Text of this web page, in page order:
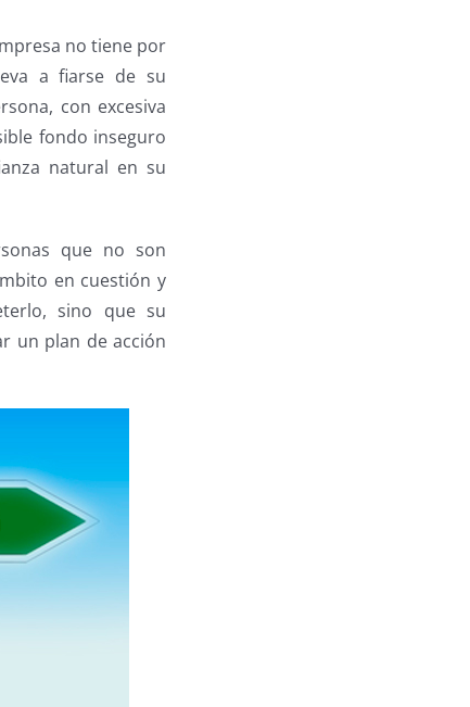
no tiene por
a fiarse de su
con excesiva
fondo inseguro
natural en su
que no son
en cuestión y
sino que su
un plan de acción